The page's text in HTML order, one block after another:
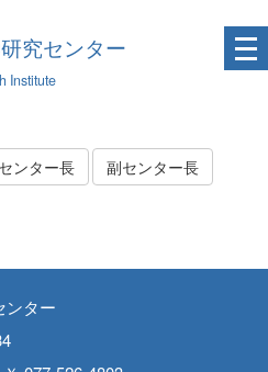
究センター
Institute
センター長 副センター長
ンター